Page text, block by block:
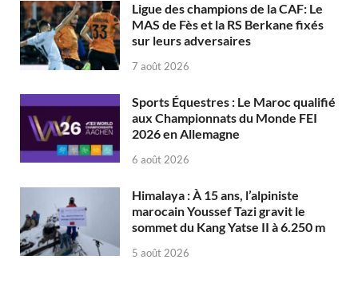
Ligue des champions de la CAF: Le
MAS de Fès et la RS Berkane fixés
sur leurs adversaires
7 août 2026
Sports Équestres : Le Maroc qualifié
aux Championnats du Monde FEI
2026 en Allemagne
6 août 2026
Himalaya : À 15 ans, l’alpiniste
marocain Youssef Tazi gravit le
sommet du Kang Yatse II à 6.250 m
5 août 2026